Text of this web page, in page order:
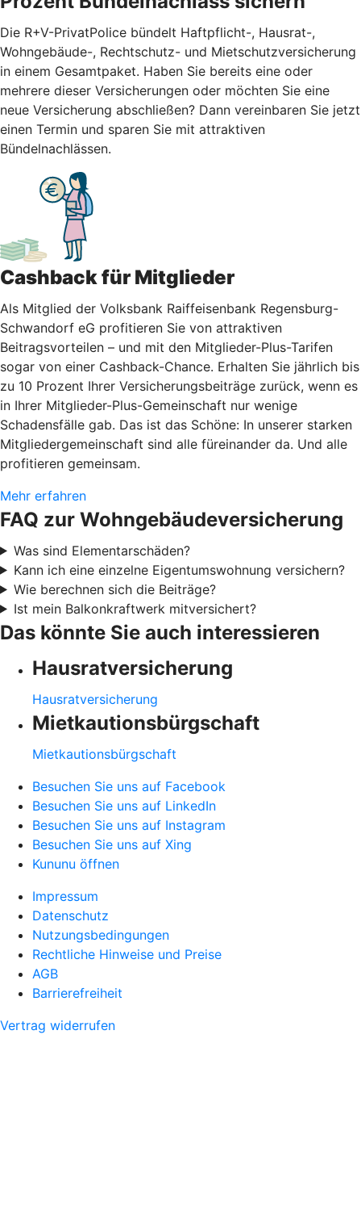
Die R+V-PrivatPolice bündelt Haftpflicht-, Hausrat-,
Wohngebäude-, Rechtschutz- und Mietschutzversicherung
in einem Gesamtpaket. Haben Sie bereits eine oder
mehrere dieser Versicherungen oder möchten Sie eine
neue Versicherung abschließen? Dann vereinbaren Sie jetzt
einen Termin und sparen Sie mit attraktiven
Bündelnachlässen.
Cashback für Mitglieder
Als Mitglied der Volksbank Raiffeisenbank Regensburg-
Schwandorf eG profitieren Sie von attraktiven
Beitragsvorteilen – und mit den Mitglieder-Plus-Tarifen
sogar von einer Cashback-Chance. Erhalten Sie jährlich bis
zu 10 Prozent Ihrer Versicherungsbeiträge zurück, wenn es
in Ihrer Mitglieder-Plus-Gemeinschaft nur wenige
Schadensfälle gab. Das ist das Schöne: In unserer starken
Mitgliedergemeinschaft sind alle füreinander da. Und alle
profitieren gemeinsam.
Mehr erfahren
FAQ zur Wohngebäudeversicherung
Was sind Elementarschäden?
Kann ich eine einzelne Eigentumswohnung versichern?
Wie berechnen sich die Beiträge?
Ist mein Balkonkraftwerk mitversichert?
Das könnte Sie auch interessieren
Hausratversicherung
Hausratversicherung
Mietkautionsbürgschaft
Mietkautionsbürgschaft
Besuchen Sie uns auf Facebook
Besuchen Sie uns auf LinkedIn
Besuchen Sie uns auf Instagram
Besuchen Sie uns auf Xing
Kununu öffnen
Impressum
Datenschutz
Nutzungsbedingungen
Rechtliche Hinweise und Preise
AGB
Barrierefreiheit
Vertrag widerrufen